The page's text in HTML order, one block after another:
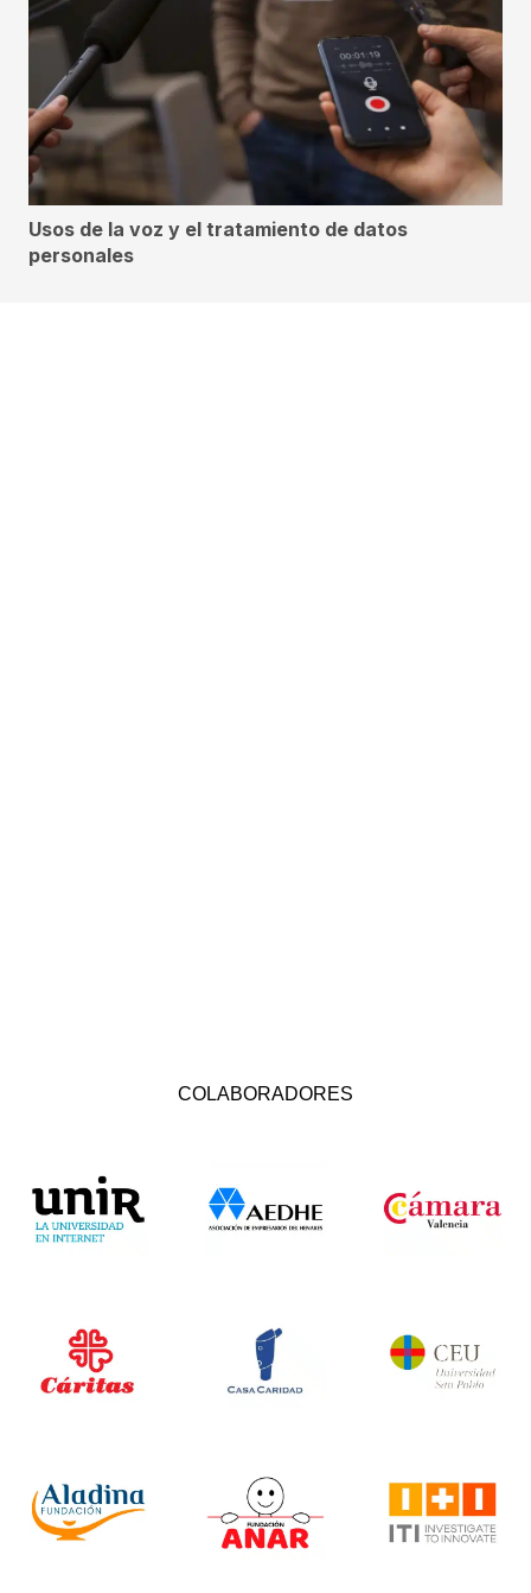
Usos de la voz y el tratamiento de datos
personales
COLABORADORES